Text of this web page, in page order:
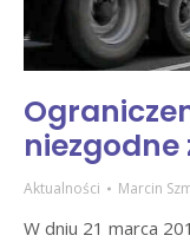
Aktualności Marcin
W dniu 21 marca